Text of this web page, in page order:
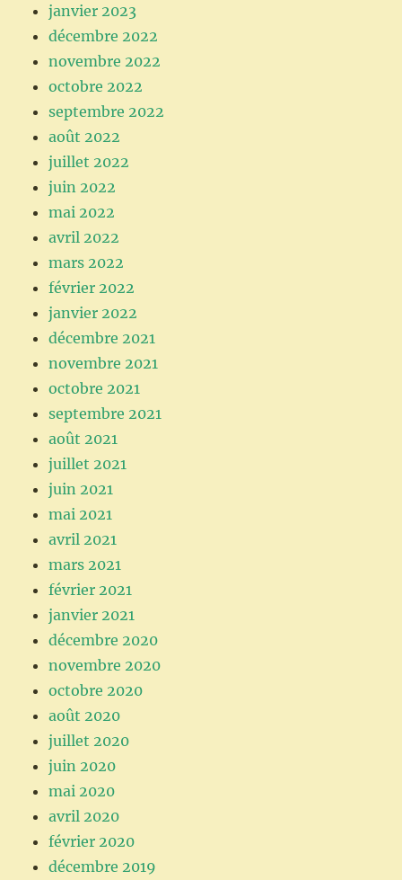
janvier 2023
décembre 2022
novembre 2022
octobre 2022
septembre 2022
août 2022
juillet 2022
juin 2022
mai 2022
avril 2022
mars 2022
février 2022
janvier 2022
décembre 2021
novembre 2021
octobre 2021
septembre 2021
août 2021
juillet 2021
juin 2021
mai 2021
avril 2021
mars 2021
février 2021
janvier 2021
décembre 2020
novembre 2020
octobre 2020
août 2020
juillet 2020
juin 2020
mai 2020
avril 2020
février 2020
décembre 2019